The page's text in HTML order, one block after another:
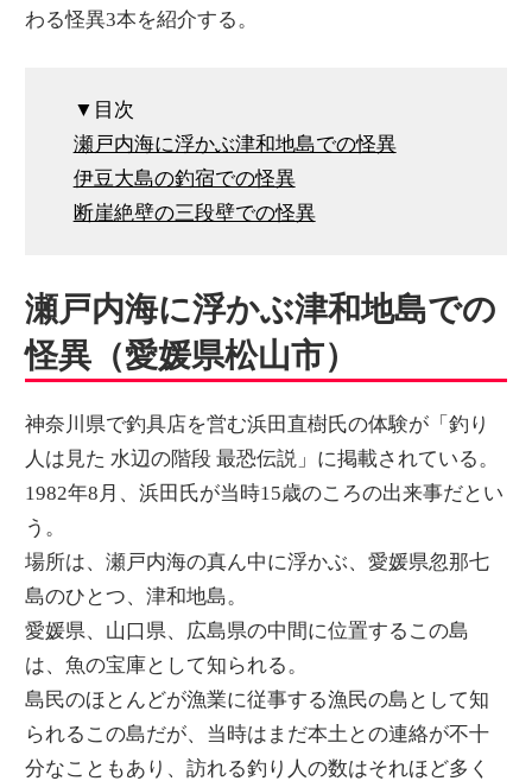
わる怪異3本を紹介する。
▼目次
瀬戸内海に浮かぶ津和地島での怪異
伊豆大島の釣宿での怪異
断崖絶壁の三段壁での怪異
瀬戸内海に浮かぶ津和地島での
怪異（愛媛県松山市）
神奈川県で釣具店を営む浜田直樹氏の体験が「釣り
人は見た 水辺の階段 最恐伝説」に掲載されている。
1982年8月、浜田氏が当時15歳のころの出来事だとい
う。
場所は、瀬戸内海の真ん中に浮かぶ、愛媛県忽那七
島のひとつ、津和地島。
愛媛県、山口県、広島県の中間に位置するこの島
は、魚の宝庫として知られる。
島民のほとんどが漁業に従事する漁民の島として知
られるこの島だが、当時はまだ本土との連絡が不十
分なこともあり、訪れる釣り人の数はそれほど多く